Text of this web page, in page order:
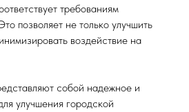
требованиям
позволяет не только улучшить
воздействие на
собой надежное и
улучшения городской